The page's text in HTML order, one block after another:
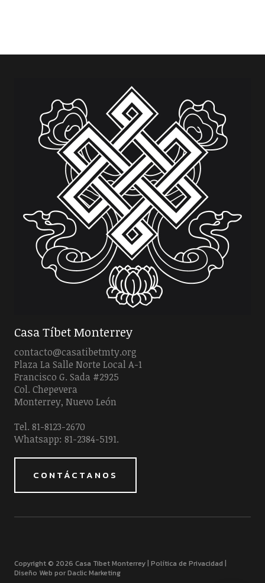
Casa Tíbet Monterrey
contacto@casatibetmty.org
Plaza La Salle Norte Local A-1
Francisco G. Sada #2925
Col. Chepevera
Monterrey, Nuevo León
Tel. 81-8123-2670
Whatsapp: 81-2384-5191.
CONTÁCTANOS
Copyright © 2026 Casa Tibet Monterrey | Política de Privacidad
Diseño Web por Daclic Marketing